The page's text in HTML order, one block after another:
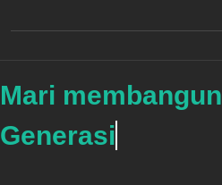
Mari membangun
Generasi Cer